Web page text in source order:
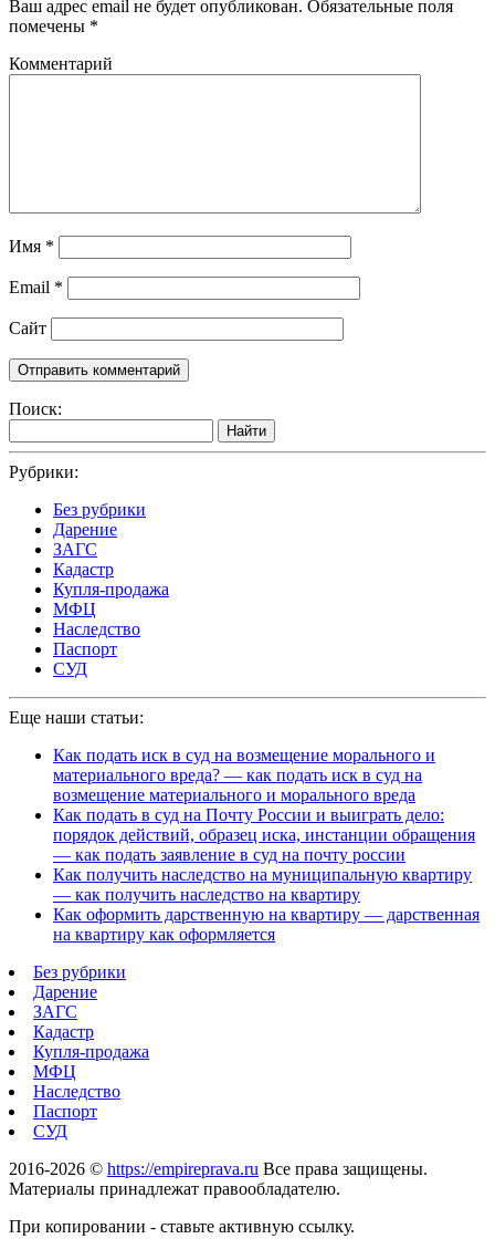
Ваш адрес email не будет опубликован. Обязательные поля
помечены *
Комментарий
Имя *
Email *
Сайт
Поиск:
Найти
Рубрики:
Без рубрики
Дарение
ЗАГС
Кадастр
Купля-продажа
МФЦ
Наследство
Паспорт
СУД
Еще наши статьи:
Как подать иск в суд на возмещение морального и
материального вреда? — как подать иск в суд на
возмещение материального и морального вреда
Как подать в суд на Почту России и выиграть дело:
порядок действий, образец иска, инстанции обращения
— как подать заявление в суд на почту россии
Как получить наследство на муниципальную квартиру
— как получить наследство на квартиру
Как оформить дарственную на квартиру — дарственная
на квартиру как оформляется
Без рубрики
Дарение
ЗАГС
Кадастр
Купля-продажа
МФЦ
Наследство
Паспорт
СУД
2016-2026 © https://empireprava.ru Все права защищены.
Материалы принадлежат правообладателю.
При копировании - ставьте активную ссылку.